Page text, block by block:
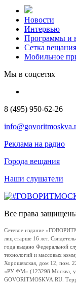
Новости
Интервью
Программы и
Сетка вещания
Мобильное
Мы в соцсетях
8 (495) 950-62-26
Реклама на радио
Города вещания
Наши слушатели
Все права
Сетевое издание
лиц старше 16 лет.
года выдано Федеральной
технологий и массовых
Хорошевская, дом 12, пом.
«РУ ФМ» (123298 Москва,
GOVORITMOSKVA.RU.